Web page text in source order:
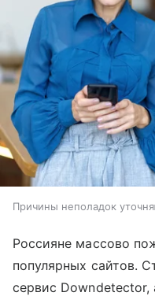
Причины неполадок
Россияне массово
популярных сайтов.
сервис Downdetector,